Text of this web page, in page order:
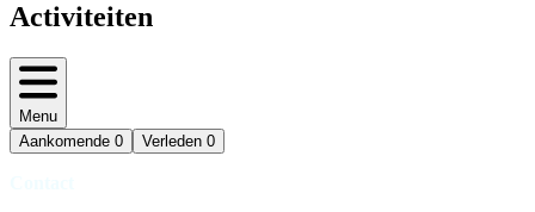
Activiteiten
Menu
Aankomende 0 Verleden 0